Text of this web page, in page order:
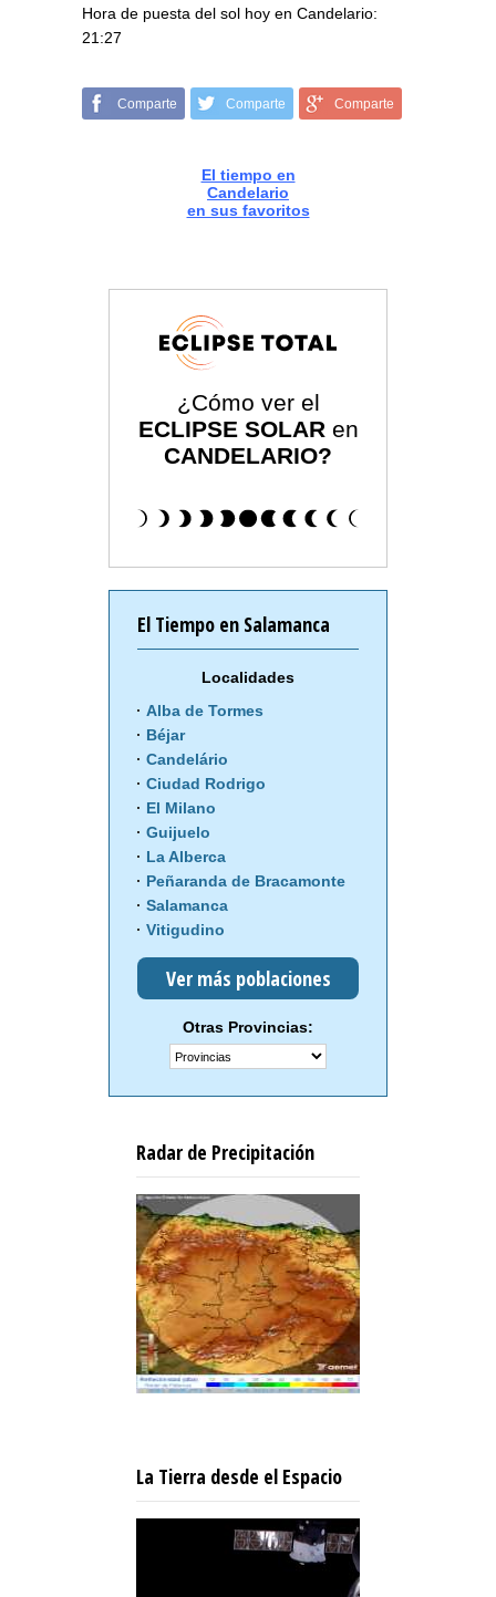
Hora de puesta del sol hoy en Candelario:
21:27
Comparte Comparte Comparte
El tiempo en
Candelario
en sus favoritos
¿Cómo ver el
ECLIPSE SOLAR en
CANDELARIO?
El Tiempo en Salamanca
Localidades
Alba de Tormes
Béjar
Candelário
Ciudad Rodrigo
El Milano
Guijuelo
La Alberca
Peñaranda de Bracamonte
Salamanca
Vitigudino
Ver más poblaciones
Otras Provincias:
Radar de Precipitación
La Tierra desde el Espacio